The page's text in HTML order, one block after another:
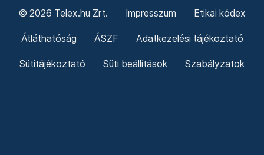
© 2026 Telex.hu Zrt. Impresszum Etikai kódex
Átláthatóság ÁSZF Adatkezelési tájékoztató
Sütitájékoztató Süti beállítások Szabályzatok